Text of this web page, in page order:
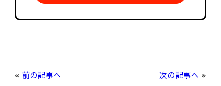
« 前の記事へ 次の記事へ »